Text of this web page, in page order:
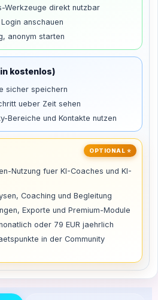
Werkzeuge direkt nutzbar
anschauen
anonym starten
kostenlos)
sicher speichern
ueber Zeit sehen
Bereiche und Kontakte nutzen
OPTIONAL ⭐
Nutzung fuer KI-Coaches und KI-
Coaching und Begleitung
Exporte und Premium-Module
oder 79 EUR jaehrlich
in der Community